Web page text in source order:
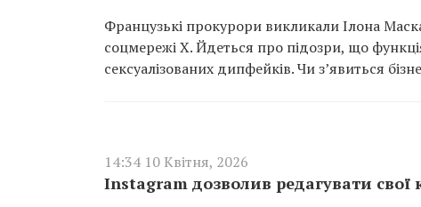
Французькі прокурори викликали Ілона
соцмережі X. Йдеться про підозри, що
сексуалізованих дипфейків. Чи з’явиться
14:34 10 Квітня, 2026
Instagram дозволив редагувати свої